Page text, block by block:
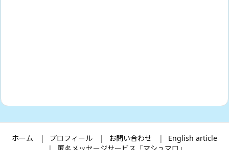
ホーム プロフィール お問い合わせ
English article